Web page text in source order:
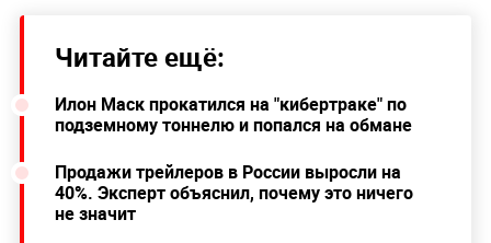
Читайте ещё:
Илон Маск прокатился на "кибертраке" по
подземному тоннелю и попался на обмане
Продажи трейлеров в России выросли на
40%. Эксперт объяснил, почему это ничего
не значит